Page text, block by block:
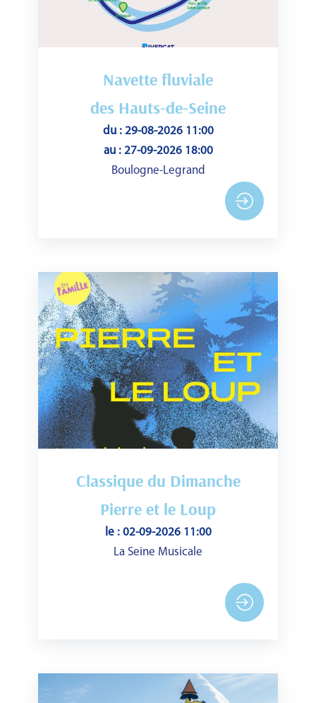
Navette fluviale
des Hauts-de-Seine
du : 29-08-2026 11:00
au : 27-09-2026 18:00
Boulogne-Legrand
Classique du Dimanche
Pierre et le Loup
le : 02-09-2026 11:00
La Seine Musicale